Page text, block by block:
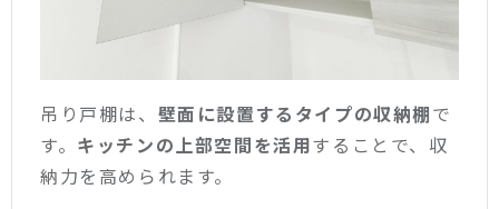
吊り戸棚は、 壁面に設置するタイプの収納棚で
す。 キッチンの上部空間を活用することで、収
納力を高められます。